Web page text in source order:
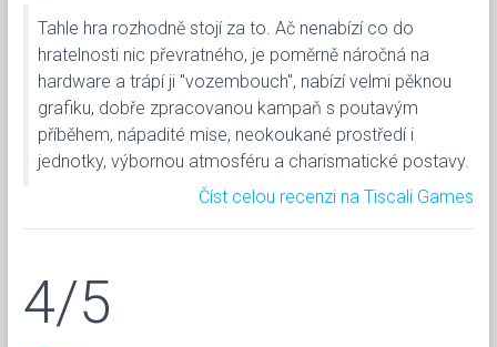
Tahle hra rozhodně stojí za to. Ač nenabízí co do
hratelnosti nic převratného, je poměrně náročná na
hardware a trápí ji "vozembouch", nabízí velmi pěknou
grafiku, dobře zpracovanou kampaň s poutavým
příběhem, nápadité mise, neokoukané prostředí i
jednotky, výbornou atmosféru a charismatické postavy.
Číst celou recenzi na Tiscali Games
4/5